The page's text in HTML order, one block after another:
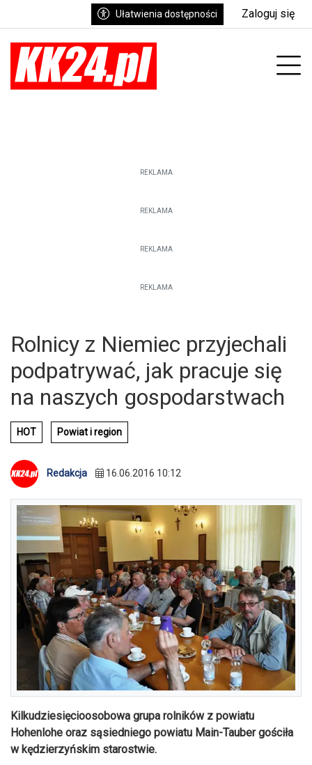
Ułatwienia dostępności Zaloguj się
REKLAMA
REKLAMA
REKLAMA
REKLAMA
Rolnicy z Niemiec przyjechali
podpatrywać, jak pracuje się
na naszych gospodarstwach
HOT Powiat i region
Redakcja 16.06.2016 10:12
Kilkudziesięcioosobowa grupa rolników z powiatu
Hohenlohe oraz sąsiedniego powiatu Main-Tauber gościła
w kędzierzyńskim starostwie.